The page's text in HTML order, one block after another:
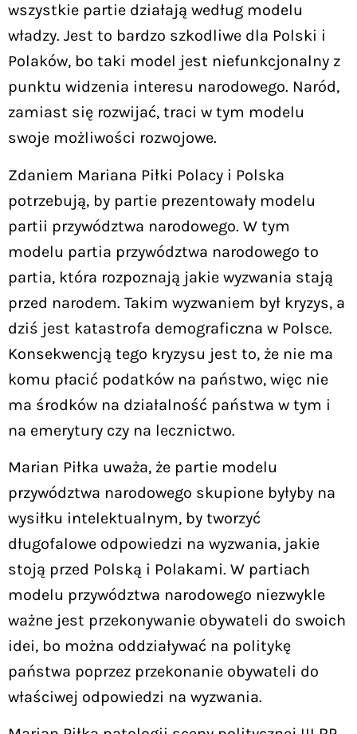
wszystkie partie działają według modelu
władzy. Jest to bardzo szkodliwe dla Polski i
Polaków, bo taki model jest niefunkcjonalny z
punktu widzenia interesu narodowego. Naród,
zamiast się rozwijać, traci w tym modelu
swoje możliwości rozwojowe.
Zdaniem Mariana Piłki Polacy i Polska
potrzebują, by partie prezentowały modelu
partii przywództwa narodowego. W tym
modelu partia przywództwa narodowego to
partia, która rozpoznają jakie wyzwania stają
przed narodem. Takim wyzwaniem był kryzys, a
dziś jest katastrofa demograficzna w Polsce.
Konsekwencją tego kryzysu jest to, że nie ma
komu płacić podatków na państwo, więc nie
ma środków na działalność państwa w tym i
na emerytury czy na lecznictwo.
Marian Piłka uważa, że partie modelu
przywództwa narodowego skupione byłyby na
wysiłku intelektualnym, by tworzyć
długofalowe odpowiedzi na wyzwania, jakie
stoją przed Polską i Polakami. W partiach
modelu przywództwa narodowego niezwykle
ważne jest przekonywanie obywateli do swoich
idei, bo można oddziaływać na politykę
państwa poprzez przekonanie obywateli do
właściwej odpowiedzi na wyzwania.